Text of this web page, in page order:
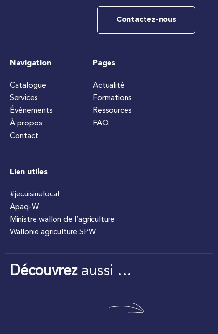
Contactez-nous
Navigation
Catalogue
Services
Événements
À propos
Contact
Pages
Actualité
Formations
Ressources
FAQ
Lien utiles
#jecuisinelocal
Apaq-W
Ministre wallon de l’agriculture
Wallonie agriculture SPW
Découvrezaussi …